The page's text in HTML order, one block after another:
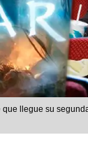
llegue su